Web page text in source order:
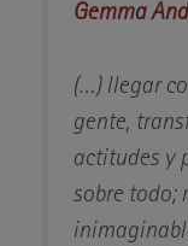
Gemma
(…) llegar
gente,
actitudes y
sobre todo;